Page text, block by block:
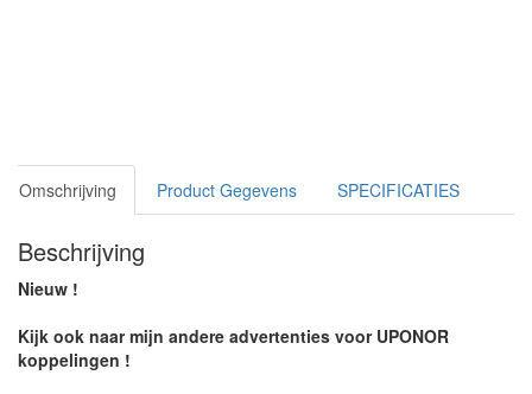
Omschrijving Product Gegevens SPECIFICATIES
Beschrijving
Nieuw !
Kijk ook naar mijn andere advertenties voor UPONOR
koppelingen !